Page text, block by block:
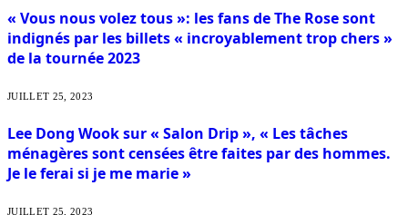
« Vous nous volez tous »: les fans de The Rose sont
indignés par les billets « incroyablement trop chers »
de la tournée 2023
JUILLET 25, 2023
Lee Dong Wook sur « Salon Drip », « Les tâches
ménagères sont censées être faites par des hommes.
Je le ferai si je me marie »
JUILLET 25, 2023